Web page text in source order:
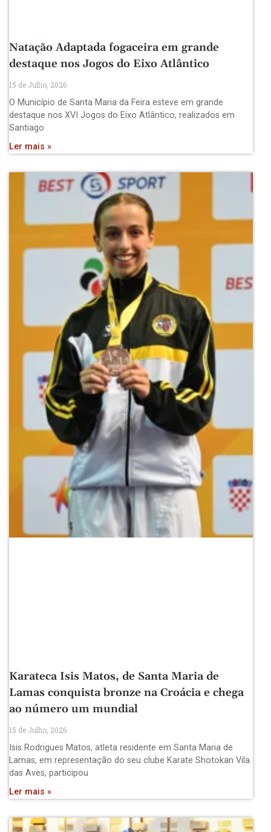
Natação Adaptada fogaceira em grande
destaque nos Jogos do Eixo Atlântico
15 de Julho, 2026
O Município de Santa Maria da Feira esteve em grande
destaque nos XVI Jogos do Eixo Atlântico, realizados em
Santiago
Ler mais »
Karateca Isis Matos, de Santa Maria de
Lamas conquista bronze na Croácia e chega
ao número um mundial
15 de Julho, 2026
Isis Rodrigues Matos, atleta residente em Santa Maria de
Lamas, em representação do seu clube Karate Shotokan Vila
das Aves, participou
Ler mais »